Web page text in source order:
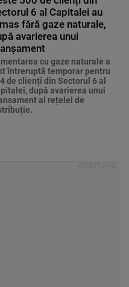
6 al Capitalei au
fără gaze naturale,
avarierea unui
cu gaze naturale a
întreruptă temporar pentru
de clienți din Sectorul 6 al
după avarierea unui
al rețelei de